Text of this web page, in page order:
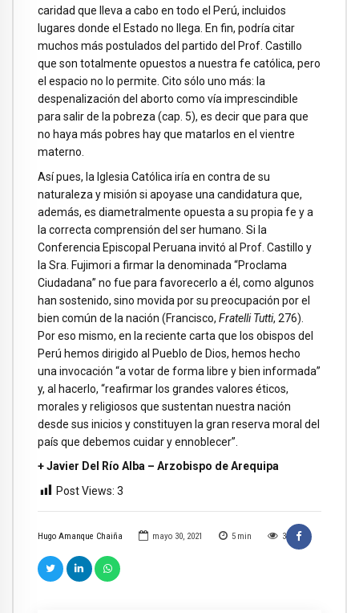
Hugo Amanque Chaiña mayo 30, 2021 5 min 3
caridad que lleva a cabo en todo el Perú, incluidos
lugares donde el Estado no llega. En fin, podría citar
muchos más postulados del partido del Prof. Castillo
que son totalmente opuestos a nuestra fe católica, pero
el espacio no lo permite. Cito sólo uno más: la
despenalización del aborto como vía imprescindible
para salir de la pobreza (cap. 5), es decir que para que
no haya más pobres hay que matarlos en el vientre
materno.
Así pues, la Iglesia Católica iría en contra de su
naturaleza y misión si apoyase una candidatura que,
además, es diametralmente opuesta a su propia fe y a
la correcta comprensión del ser humano. Si la
Conferencia Episcopal Peruana invitó al Prof. Castillo y
la Sra. Fujimori a firmar la denominada “Proclama
Ciudadana” no fue para favorecerlo a él, como algunos
han sostenido, sino movida por su preocupación por el
bien común de la nación (Francisco, Fratelli Tutti, 276).
Por eso mismo, en la reciente carta que los obispos del
Perú hemos dirigido al Pueblo de Dios, hemos hecho
una invocación “a votar de forma libre y bien informada”
y, al hacerlo, “reafirmar los grandes valores éticos,
morales y religiosos que sustentan nuestra nación
desde sus inicios y constituyen la gran reserva moral del
país que debemos cuidar y ennoblecer”.
+ Javier Del Río Alba – Arzobispo de Arequipa
Post Views: 3